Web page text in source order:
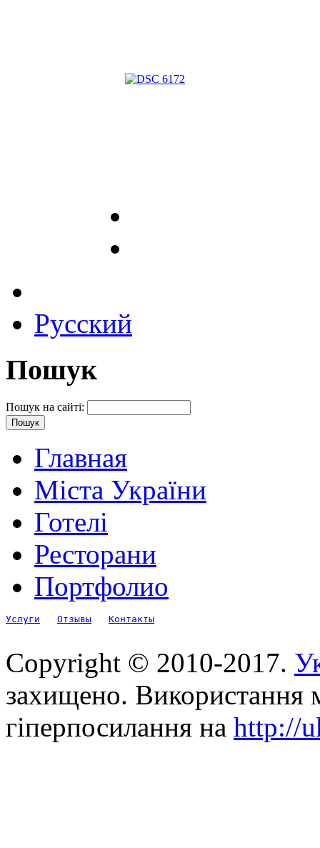
Русский
Пошук
Пошук на сайті:
Главная
Міста України
Готелі
Ресторани
Портфолио
Услуги Отзывы Контакты
Copyright © 2010-2017.
захищено. Використання
гіперпосилання на http://